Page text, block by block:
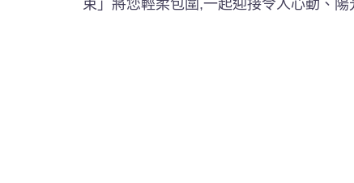
束」將您輕柔包圍,一起迎接令人心動、